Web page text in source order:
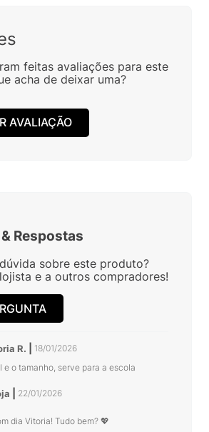
feitas avaliações para este
acha de deixar uma?
AVALIAÇÃO
& Respostas
sobre este produto?
e a outros compradores!
R.
18/01/2026
e o tamanho, serve para a escola
22/01/2026
dia Vitoria! Tudo bem? 💖